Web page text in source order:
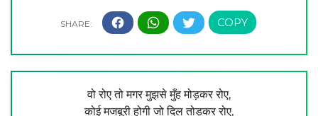
वो रोए तो मगर मुझसे मुँह मोड़कर रोए,
कोई मजबूरी होगी जो दिल तोड़कर रोए,